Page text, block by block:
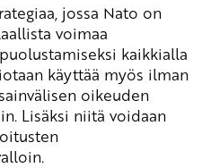
jossa Nato on
voimaa
kaikkialla
käyttää myös ilman
oikeuden
Lisäksi niitä voidaan